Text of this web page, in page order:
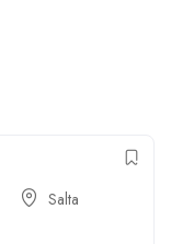
Salta